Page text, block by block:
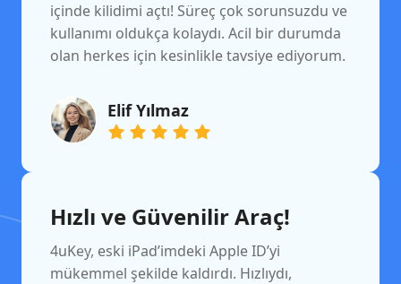
içinde kilidimi açtı! Süreç çok sorunsuzdu ve
kullanımı oldukça kolaydı. Acil bir durumda
olan herkes için kesinlikle tavsiye ediyorum.
Elif Yılmaz
Hızlı ve Güvenilir Araç!
4uKey, eski iPad’imdeki Apple ID’yi
mükemmel şekilde kaldırdı. Hızlıydı,